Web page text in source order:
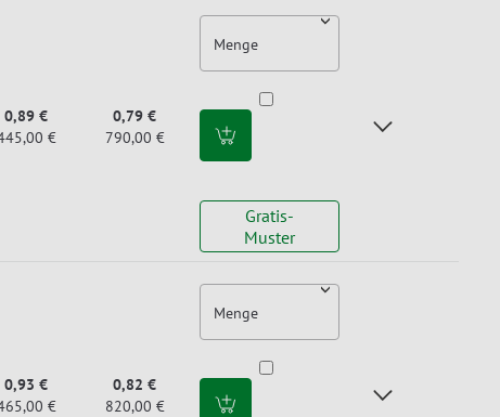
0,89 €
€
0,79 €
790,00 €
Menge
Gratis-
Muster
0,93 €
€
0,82 €
820,00 €
Menge